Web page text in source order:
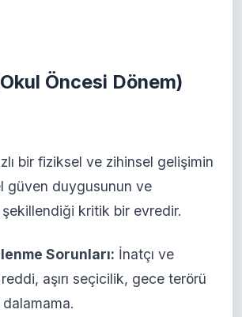
Öncesi Dönem)
bir fiziksel ve zihinsel gelişimin
güven duygusunun ve
şekillendiği kritik bir evredir.
Sorunları: İnatçı ve
aşırı seçicilik, gece terörü